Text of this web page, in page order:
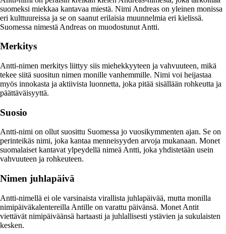
suomeksi miekkaa kantavaa miestä. Nimi Andreas on yleinen monissa
eri kulttuureissa ja se on saanut erilaisia muunnelmia eri kielissä.
Suomessa nimestä Andreas on muodostunut Antti.
Merkitys
Antti-nimen merkitys liittyy siis miehekkyyteen ja vahvuuteen, mikä
tekee siitä suositun nimen monille vanhemmille. Nimi voi heijastaa
myös innokasta ja aktiivista luonnetta, joka pitää sisällään rohkeutta ja
päättäväisyyttä.
Suosio
Antti-nimi on ollut suosittu Suomessa jo vuosikymmenten ajan. Se on
perinteikäs nimi, joka kantaa menneisyyden arvoja mukanaan. Monet
suomalaiset kantavat ylpeydellä nimeä Antti, joka yhdistetään usein
vahvuuteen ja rohkeuteen.
Nimen juhlapäivä
Antti-nimellä ei ole varsinaista virallista juhlapäivää, mutta monilla
nimipäiväkalentereilla Antille on varattu päivänsä. Monet Antit
viettävät nimipäiväänsä hartaasti ja juhlallisesti ystävien ja sukulaisten
kesken.